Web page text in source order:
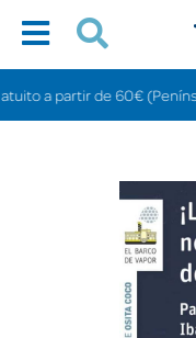
a partir de 60€